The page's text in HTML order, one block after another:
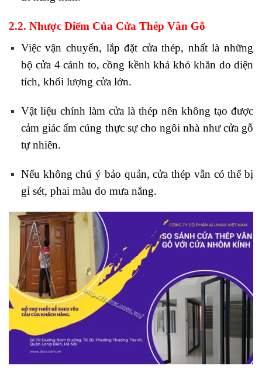
2.2. Nhược Điểm Của Cửa Thép Vân Gỗ
Việc vận chuyển, lắp đặt cửa thép, nhất là những
bộ cửa 4 cánh to, cồng kềnh khá khó khăn do diện
tích, khối lượng cửa lớn.
Vật liệu chính làm cửa là thép nên không tạo được
cảm giác ấm cúng thực sự cho ngôi nhà như cửa gỗ
tự nhiên.
Nếu không chú ý bảo quản, cửa thép vẫn có thể bị
gỉ sét, phai màu do mưa nắng.